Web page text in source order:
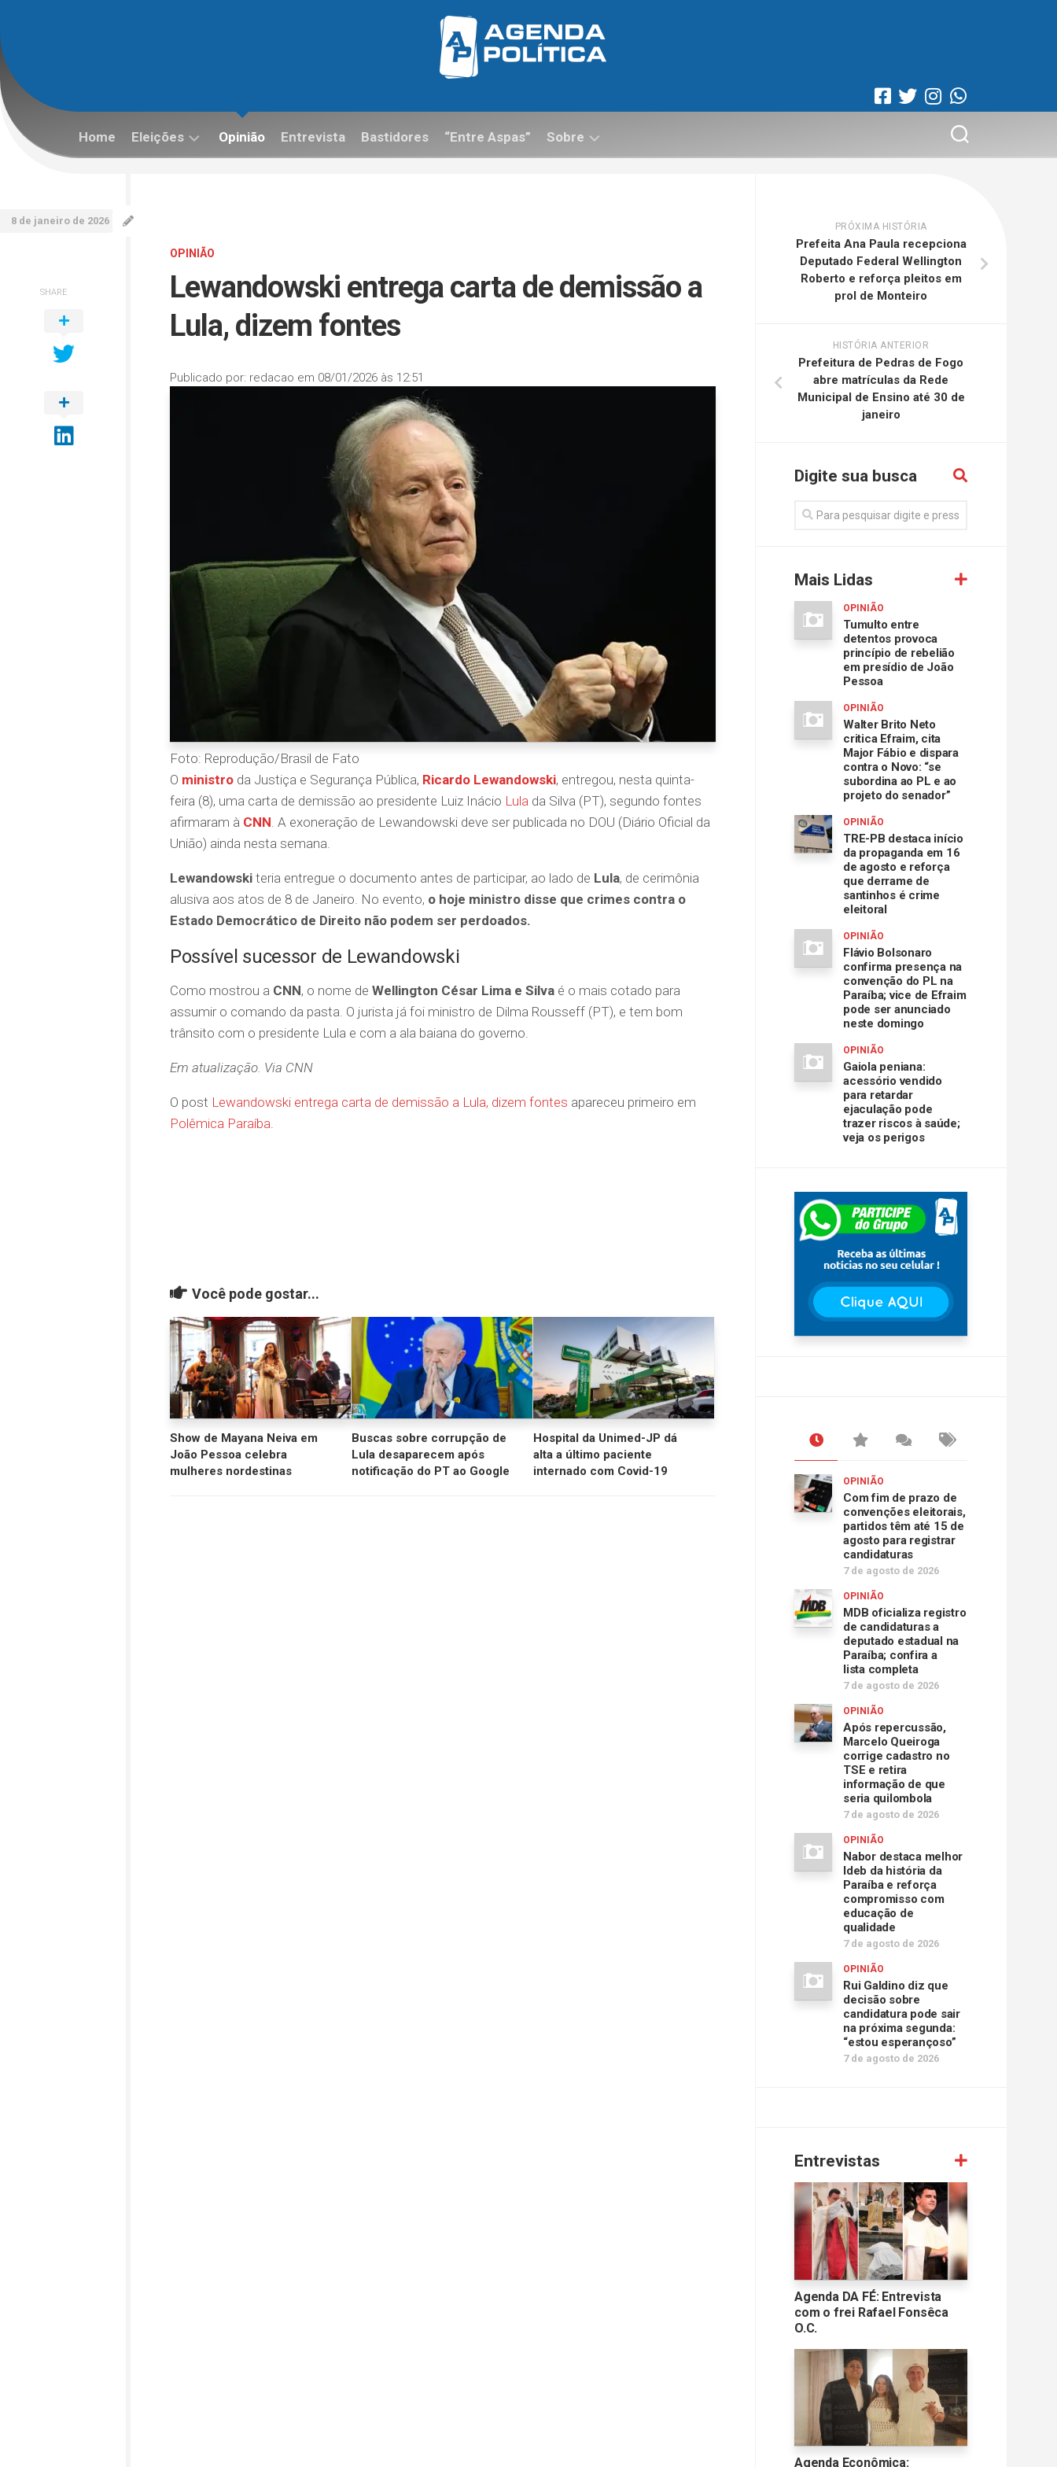
content
Home Eleições Opinião Entrevista Bastidores “Entre Aspas” Sobre
OPINIÃO
Lewandowski entrega carta de demissão a
Lula, dizem fontes
Publicado por: redacao em 08/01/2026 às 12:51
8 de janeiro de 2026
Foto: Reprodução/Brasil de Fato
O ministro da Justiça e Segurança Pública, Ricardo Lewandowski, entregou, nesta quinta-
feira (8), uma carta de demissão ao presidente Luiz Inácio Lula da Silva (PT), segundo fontes
afirmaram à CNN. A exoneração de Lewandowski deve ser publicada no DOU (Diário Oficial da
União) ainda nesta semana.
Lewandowski teria entregue o documento antes de participar, ao lado de Lula, de cerimônia
alusiva aos atos de 8 de Janeiro. No evento, o hoje ministro disse que crimes contra o
Estado Democrático de Direito não podem ser perdoados.
Possível sucessor de Lewandowski
Como mostrou a CNN, o nome de Wellington César Lima e Silva é o mais cotado para
assumir o comando da pasta. O jurista já foi ministro de Dilma Rousseff (PT), e tem bom
trânsito com o presidente Lula e com a ala baiana do governo.
Em atualização. Via CNN
O post Lewandowski entrega carta de demissão a Lula, dizem fontes apareceu primeiro em
Polêmica Paraíba.
SHARE
Você pode gostar...
Show de Mayana Neiva em
João Pessoa celebra
mulheres nordestinas
Buscas sobre corrupção de
Lula desaparecem após
notificação do PT ao Google
Hospital da Unimed-JP dá
alta a último paciente
internado com Covid-19
PRÓXIMA HISTÓRIA
Prefeita Ana Paula recepciona
Deputado Federal Wellington
Roberto e reforça pleitos em
prol de Monteiro
HISTÓRIA ANTERIOR
Prefeitura de Pedras de Fogo
abre matrículas da Rede
Municipal de Ensino até 30 de
janeiro
Digite sua busca
Mais Lidas
OPINIÃO
Tumulto entre
detentos provoca
princípio de rebelião
em presídio de João
Pessoa
OPINIÃO
Walter Brito Neto
critica Efraim, cita
Major Fábio e dispara
contra o Novo: “se
subordina ao PL e ao
projeto do senador”
OPINIÃO
TRE-PB destaca início
da propaganda em 16
de agosto e reforça
que derrame de
santinhos é crime
eleitoral
OPINIÃO
Flávio Bolsonaro
confirma presença na
convenção do PL na
Paraíba; vice de Efraim
pode ser anunciado
neste domingo
OPINIÃO
Gaiola peniana:
acessório vendido
para retardar
ejaculação pode
trazer riscos à saúde;
veja os perigos
OPINIÃO
Com fim de prazo de
convenções eleitorais,
partidos têm até 15 de
agosto para registrar
candidaturas
7 de agosto de 2026
OPINIÃO
MDB oficializa registro
de candidaturas a
deputado estadual na
Paraíba; confira a
lista completa
7 de agosto de 2026
OPINIÃO
Após repercussão,
Marcelo Queiroga
corrige cadastro no
TSE e retira
informação de que
seria quilombola
7 de agosto de 2026
OPINIÃO
Nabor destaca melhor
Ideb da história da
Paraíba e reforça
compromisso com
educação de
qualidade
7 de agosto de 2026
OPINIÃO
Rui Galdino diz que
decisão sobre
candidatura pode sair
na próxima segunda:
“estou esperançoso”
7 de agosto de 2026
Entrevistas
Agenda DA FÉ: Entrevista
com o frei Rafael Fonsêca
O.C.
Agenda Econômica: